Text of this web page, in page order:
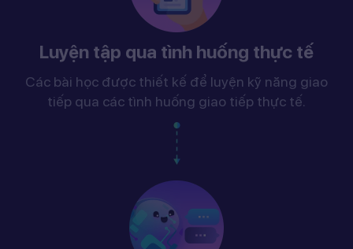
Luyện tập qua tình huống thực tế
Các bài học được thiết kế để luyện kỹ năng giao
tiếp qua các tình huống giao tiếp thực tế.